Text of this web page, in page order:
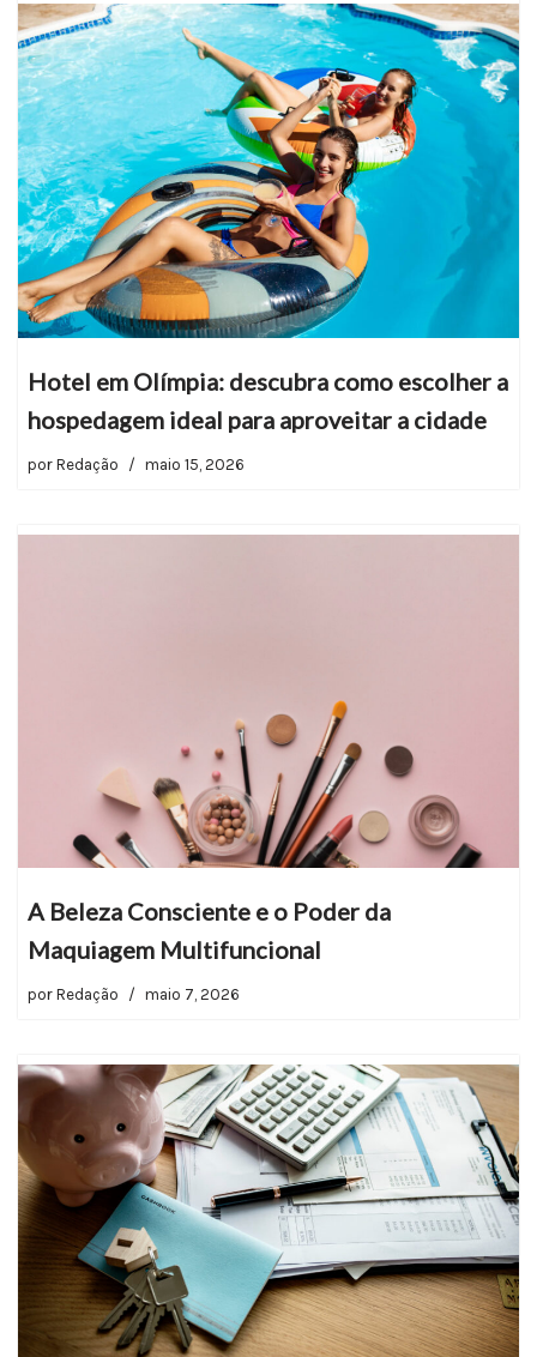
Hotel em Olímpia: descubra como escolher a
hospedagem ideal para aproveitar a cidade
por Redação maio 15, 2026
A Beleza Consciente e o Poder da
Maquiagem Multifuncional
por Redação maio 7, 2026